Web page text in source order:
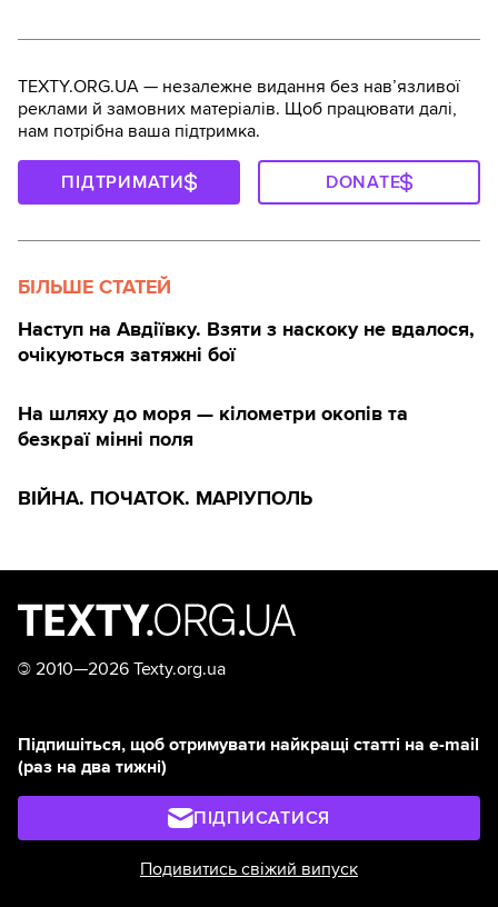
TEXTY.ORG.UA — незалежне видання без навʼязливої
реклами й замовних матеріалів. Щоб працювати далі,
нам потрібна ваша підтримка.
ПІДТРИМАТИ DONATE
БІЛЬШЕ СТАТЕЙ
Наступ на Авдіївку. Взяти з наскоку не вдалося,
очікуються затяжні бої
На шляху до моря — кілометри окопів та
безкраї мінні поля
ВІЙНА. ПОЧАТОК. МАРІУПОЛЬ
© 2010—2026 Texty.org.ua
Підпишіться, щоб отримувати найкращі статті на e-mail
(раз на два тижні)
ПІДПИСАТИСЯ
Подивитись свіжий випуск